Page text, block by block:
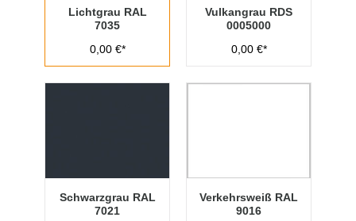
Lichtgrau RAL
7035
0,00 €*
Vulkangrau RDS
0005000
0,00 €*
Schwarzgrau RAL
7021
Verkehrsweiß RAL
9016